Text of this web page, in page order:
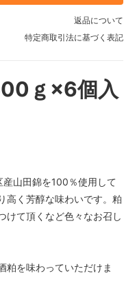
返品について
特定商取引法に基づく表記
ｇ×6個入
山田錦を100％使用して
高く芳醇な味わいです。粕
けて頂くなど色々なお召し
粕を味わっていただけま